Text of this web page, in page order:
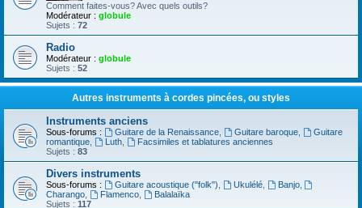
Comment faites-vous? Avec quels outils?
Modérateur : globule
Sujets : 72
Radio
Modérateur : globule
Sujets : 52
Autres instruments à cordes pincées, ou styles
Instruments anciens
Sous-forums : Guitare de la Renaissance, Guitare baroque,
Guitare
romantique
Luth,
Facsimiles et tablatures anciennes
Sujets : 83
Divers instruments
Sous-forums : Guitare acoustique ("folk") Ukulélé, Banjo,
Charango
Flamenco,
Balalaïka
Sujets : 117